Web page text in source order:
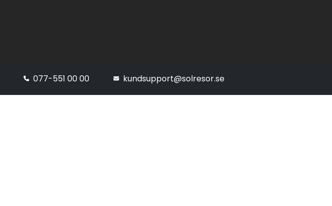
077-551 00 00 kundsupport@solresor.se